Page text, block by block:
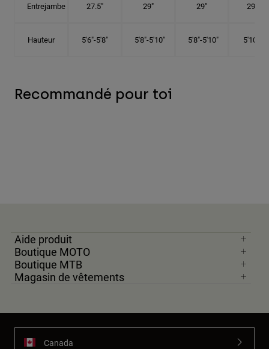
Entrejambe 27.5" 29" 29" 29.5"
Hauteur 5'6"-5'8" 5'8"-5'10" 5'8"-5'10" 5'10"-6'
Recommandé pour toi
Aide produit
Boutique MOTO
Boutique MTB
Magasin de vêtements
Canada